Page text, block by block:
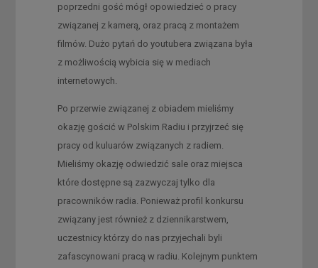
poprzedni gość mógł opowiedzieć o pracy
związanej z kamerą, oraz pracą z montażem
filmów. Dużo pytań do youtubera związana była
z możliwością wybicia się w mediach
internetowych.
Po przerwie związanej z obiadem mieliśmy
okazję gościć w Polskim Radiu i przyjrzeć się
pracy od kuluarów związanych z radiem.
Mieliśmy okazję odwiedzić sale oraz miejsca
które dostępne są zazwyczaj tylko dla
pracowników radia. Ponieważ profil konkursu
związany jest również z dziennikarstwem,
uczestnicy którzy do nas przyjechali byli
zafascynowani pracą w radiu. Kolejnym punktem